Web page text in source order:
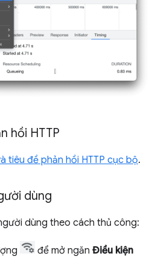
hồi HTTP
tiêu đề phản hồi HTTP cục bộ.
dùng
dùng theo cách thủ công:
để mở ngăn Điều kiện